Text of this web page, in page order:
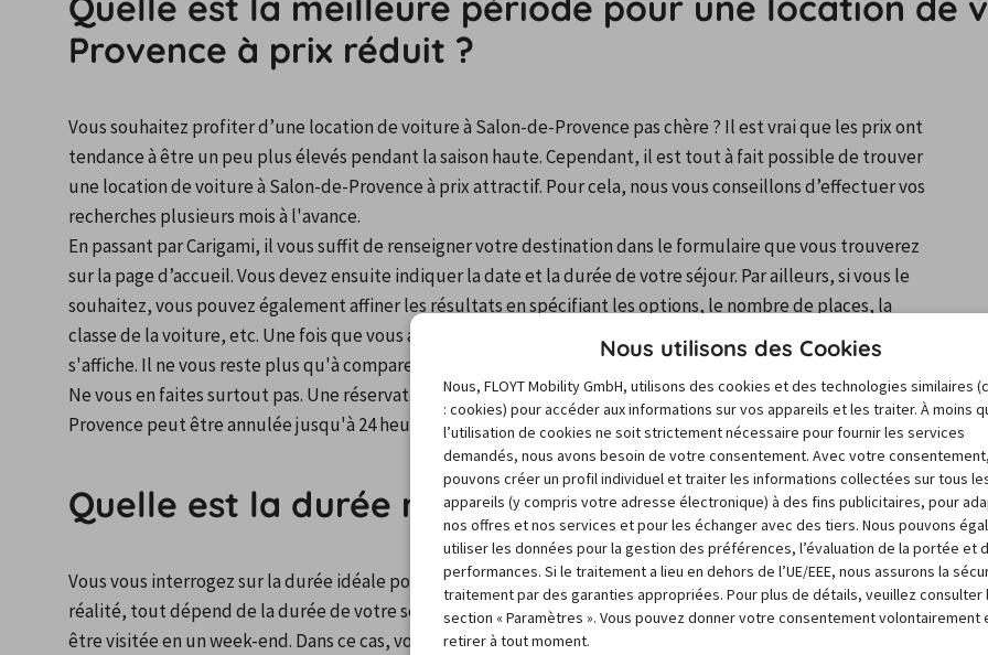
Provence à prix réduit ?
Vous souhaitez profiter d’une location de voiture à Salon-de-Provence pas chère ? Il est vrai que les prix ont
tendance à être un peu plus élevés pendant la saison haute. Cependant, il est tout à fait possible de trouver
une location de voiture à Salon-de-Provence à prix attractif. Pour cela, nous vous conseillons d’effectuer vos
recherches plusieurs mois à l'avance.
En passant par Carigami, il vous suffit de renseigner votre destination dans le formulaire que vous trouverez
sur la page d’accueil. Vous devez ensuite indiquer la date et la durée de votre séjour. Par ailleurs, si vous le
souhaitez, vous pouvez également affiner les résultats en spécifiant les options, le nombre de places, la
classe de la voiture, etc. Une fois que vous avez validé la recherche, une liste des véhicules disponibles
s'affiche. Il ne vous reste plus qu'à comparer les offres pour dénicher la moins chère.
Ne vous en faites surtout pas. Une réservation anticipée pour une location de voiture pas chère à Salon-de-
Provence peut être annulée jusqu'à 24 heures avant la date de la prise en charge.
Quelle est la durée moyenne d'une location de
Vous vous interrogez sur la durée idéale pour une location de voiture pas chère à Salon-de-Provence ? En
réalité, tout dépend de la durée de votre séjour. D’abord, sachez que Salon-de-Provence peut parfaitement
être visitée en un week-end. Dans ce cas, vous pouvez louer un véhicule pour 1 ou 2 jours.
Nous utilisons des Cookies
Nous, FLOYT Mobility GmbH, utilisons des cookies et des technologies similaires
: cookies) pour accéder aux informations sur vos appareils et les traiter. À moins
l’utilisation de cookies ne soit strictement nécessaire pour fournir les services
demandés, nous avons besoin de votre consentement. Avec votre
pouvons créer un profil individuel et traiter les informations collectées sur tous
appareils (y compris votre adresse électronique) à des fins publicitaires, pour
nos offres et nos services et pour les échanger avec des tiers. Nous pouvons
utiliser les données pour la gestion des préférences, l’évaluation de la portée et
performances. Si le traitement a lieu en dehors de l’UE/EEE, nous assurons la
traitement par des garanties appropriées. Pour plus de détails, veuillez consulter
section « Paramètres ». Vous pouvez donner votre consentement volontairement
retirer à tout moment.